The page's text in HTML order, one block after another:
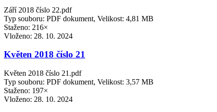
Září 2018 číslo 22.pdf
Typ souboru: PDF dokument, Velikost: 4,81 MB
Staženo: 216×
Vloženo: 28. 10. 2024
Květen 2018 číslo 21
Květen 2018 číslo 21.pdf
Typ souboru: PDF dokument, Velikost: 3,57 MB
Staženo: 197×
Vloženo: 28. 10. 2024